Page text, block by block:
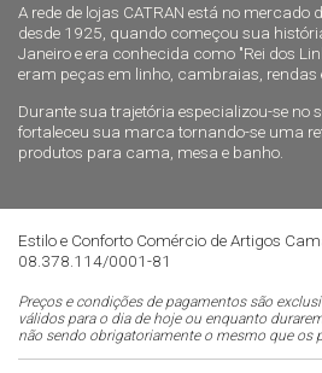
A rede de lojas CATRAN está no mercado
desde 1925, quando começou sua
Janeiro e era conhecida como "Rei dos
eram peças em linho, cambraias, rendas
Durante sua trajetória especializou-se no
fortaleceu sua marca tornando-se uma
produtos para cama, mesa e banho.
Estilo e Conforto Comércio de Artigos
08.378.114/0001-81
Preços e condições de pagamentos são
válidos para o dia de hoje ou enquanto
não sendo obrigatoriamente o mesmo que os